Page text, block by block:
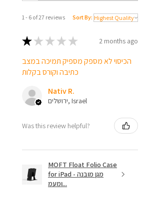
1 - 6 of 27 reviews Sort By:
★ ★ ★ ★ ★ 2 months ago
הכיסוי לא מספק מספיק תמיכה במצב
כתיבה וקורס בקלות
Nativ R.
ירושלים, Israel
Was this review helpful?
MOFT Float Folio Case
for iPad - מגן מובנה
ומעמ...